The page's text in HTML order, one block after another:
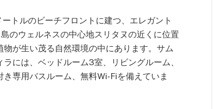
トルのビーチフロントに建つ、エレガント
のウェルネスの中心地スリタヌの近くに位置
が生い茂る自然環境の中にあります。サム
には、ベッドルーム3室、リビングルーム、
専用バスルーム、無料Wi-Fiを備えていま